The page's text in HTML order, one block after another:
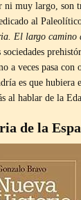
muy largo, son
al
El largo camino
a veces pasa
es que hubiera
al hablar de la
de la